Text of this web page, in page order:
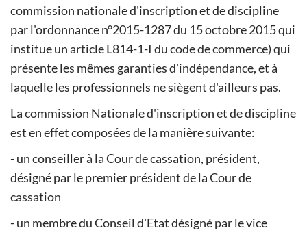
commission nationale d'inscription et de discipline
par l'ordonnance n°2015-1287 du 15 octobre 2015 qui
institue un article L814-1-I du code de commerce) qui
présente les mêmes garanties d'indépendance, et à
laquelle les professionnels ne siègent d'ailleurs pas.
La commission Nationale d'inscription et de discipline
est en effet composées de la manière suivante:
- un conseiller à la Cour de cassation, président,
désigné par le premier président de la Cour de
cassation
- un membre du Conseil d'Etat désigné par le vice